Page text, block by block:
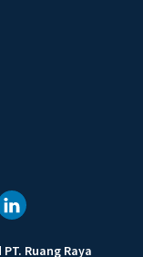
PT. Ruang Raya